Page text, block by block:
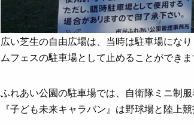
広い芝生の自由広場は、当時は駐車場にな
ムフェスの駐車場として止めることができま
ふれあい公園の駐車場では、自衛隊ミニ制
『子ども未来キャラバン』は野球場と陸上